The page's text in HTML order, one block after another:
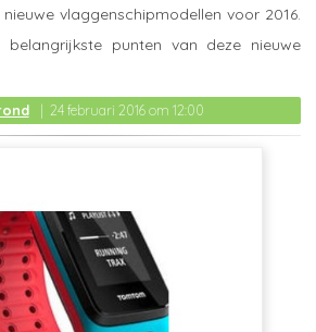
24 februari 2016 om 12:00
vlaggenschipmodellen voor 2016.
belangrijkste punten van deze nieuwe